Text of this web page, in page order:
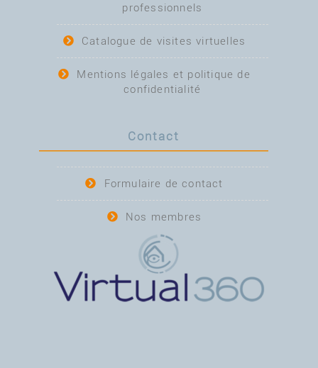
professionnels
Catalogue de visites virtuelles
Mentions légales et politique de
confidentialité
Contact
Formulaire de contact
Nos membres